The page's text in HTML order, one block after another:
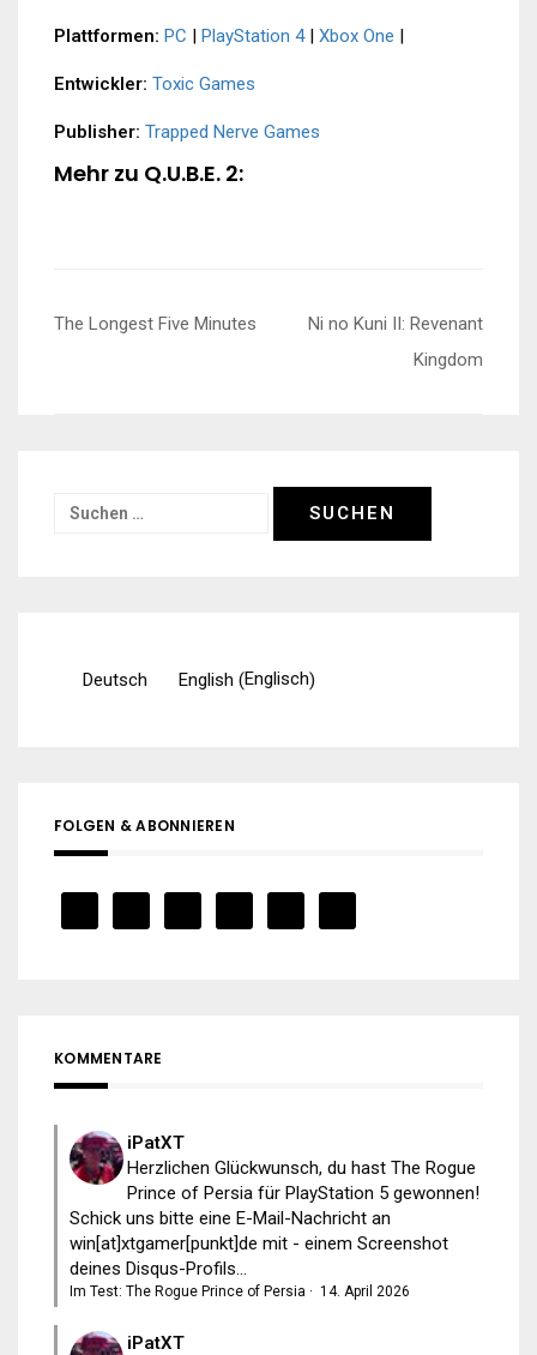
Plattformen: PC | PlayStation 4| Xbox One |
Entwickler: Toxic Games
Publisher: Trapped Nerve Games
Mehr zu Q.U.B.E. 2:
Beitragsnavigation
The Longest Five Minutes
Ni no Kuni II: Revenant
Kingdom
Suchen
Deutsch English (Englisch)
FOLGEN & ABONNIEREN
KOMMENTARE
iPatXT
Herzlichen Glückwunsch, du hast The Rogue
Prince of Persia für PlayStation 5 gewonnen!
Schick uns bitte eine E-Mail-Nachricht an
win[at]xtgamer[punkt]de mit - einem Screenshot
deines Disqus-Profils...
Im Test: The Rogue Prince of Persia · 14. April 2026
iPatXT